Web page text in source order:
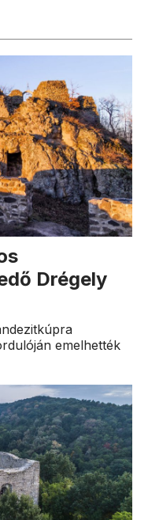
Drégely
emelhették